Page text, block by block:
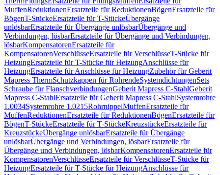
MuffenReduktionenErsatzteile für ReduktionenBögenErsatzteile für
BögenT-StückeErsatzteile für T-StückeÜbergänge
unlösbarErsatzteile für Übergänge unlösbarÜbergänge und
Verbindungen, lösbarErsatzteile für Übergänge und Verbindungen,
lösbarKompensatorenErsatzteile für
KompensatorenVerschlüsseErsatzteile für VerschlüsseT-Stücke für
HeizungErsatzteile für T-Stücke für HeizungAnschlüsse für
HeizungErsatzteile für Anschlüsse für HeizungZubehör für Geberit
Mapress ThermSchutzkappen für RohrendeSystemdichtungenSets
Schraube für FlanschverbindungenGeberit Mapress C-StahlGeberit
Mapress C-StahlErsatzteile für Geberit Mapress C-StahlSystemrohre
1.0034Systemrohre 1.0215RohrnippelMuffenErsatzteile für
MuffenReduktionenErsatzteile für ReduktionenBögenErsatzteile für
BögenT-StückeErsatzteile für T-StückeKreuzstückeErsatzteile für
KreuzstückeÜbergänge unlösbarErsatzteile für Übergänge
unlösbarÜbergänge und Verbindungen, lösbarErsatzteile für
Übergänge und Verbindungen, lösbarKompensatorenErsatzteile für
KompensatorenVerschlüsseErsatzteile für VerschlüsseT-Stücke für
HeizungErsatzteile für T-Stücke für HeizungAnschlüsse für